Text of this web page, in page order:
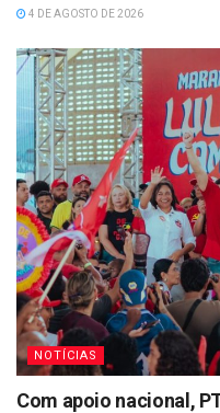
4 DE AGOSTO DE 2026
NOTÍCIAS
Com apoio nacional,